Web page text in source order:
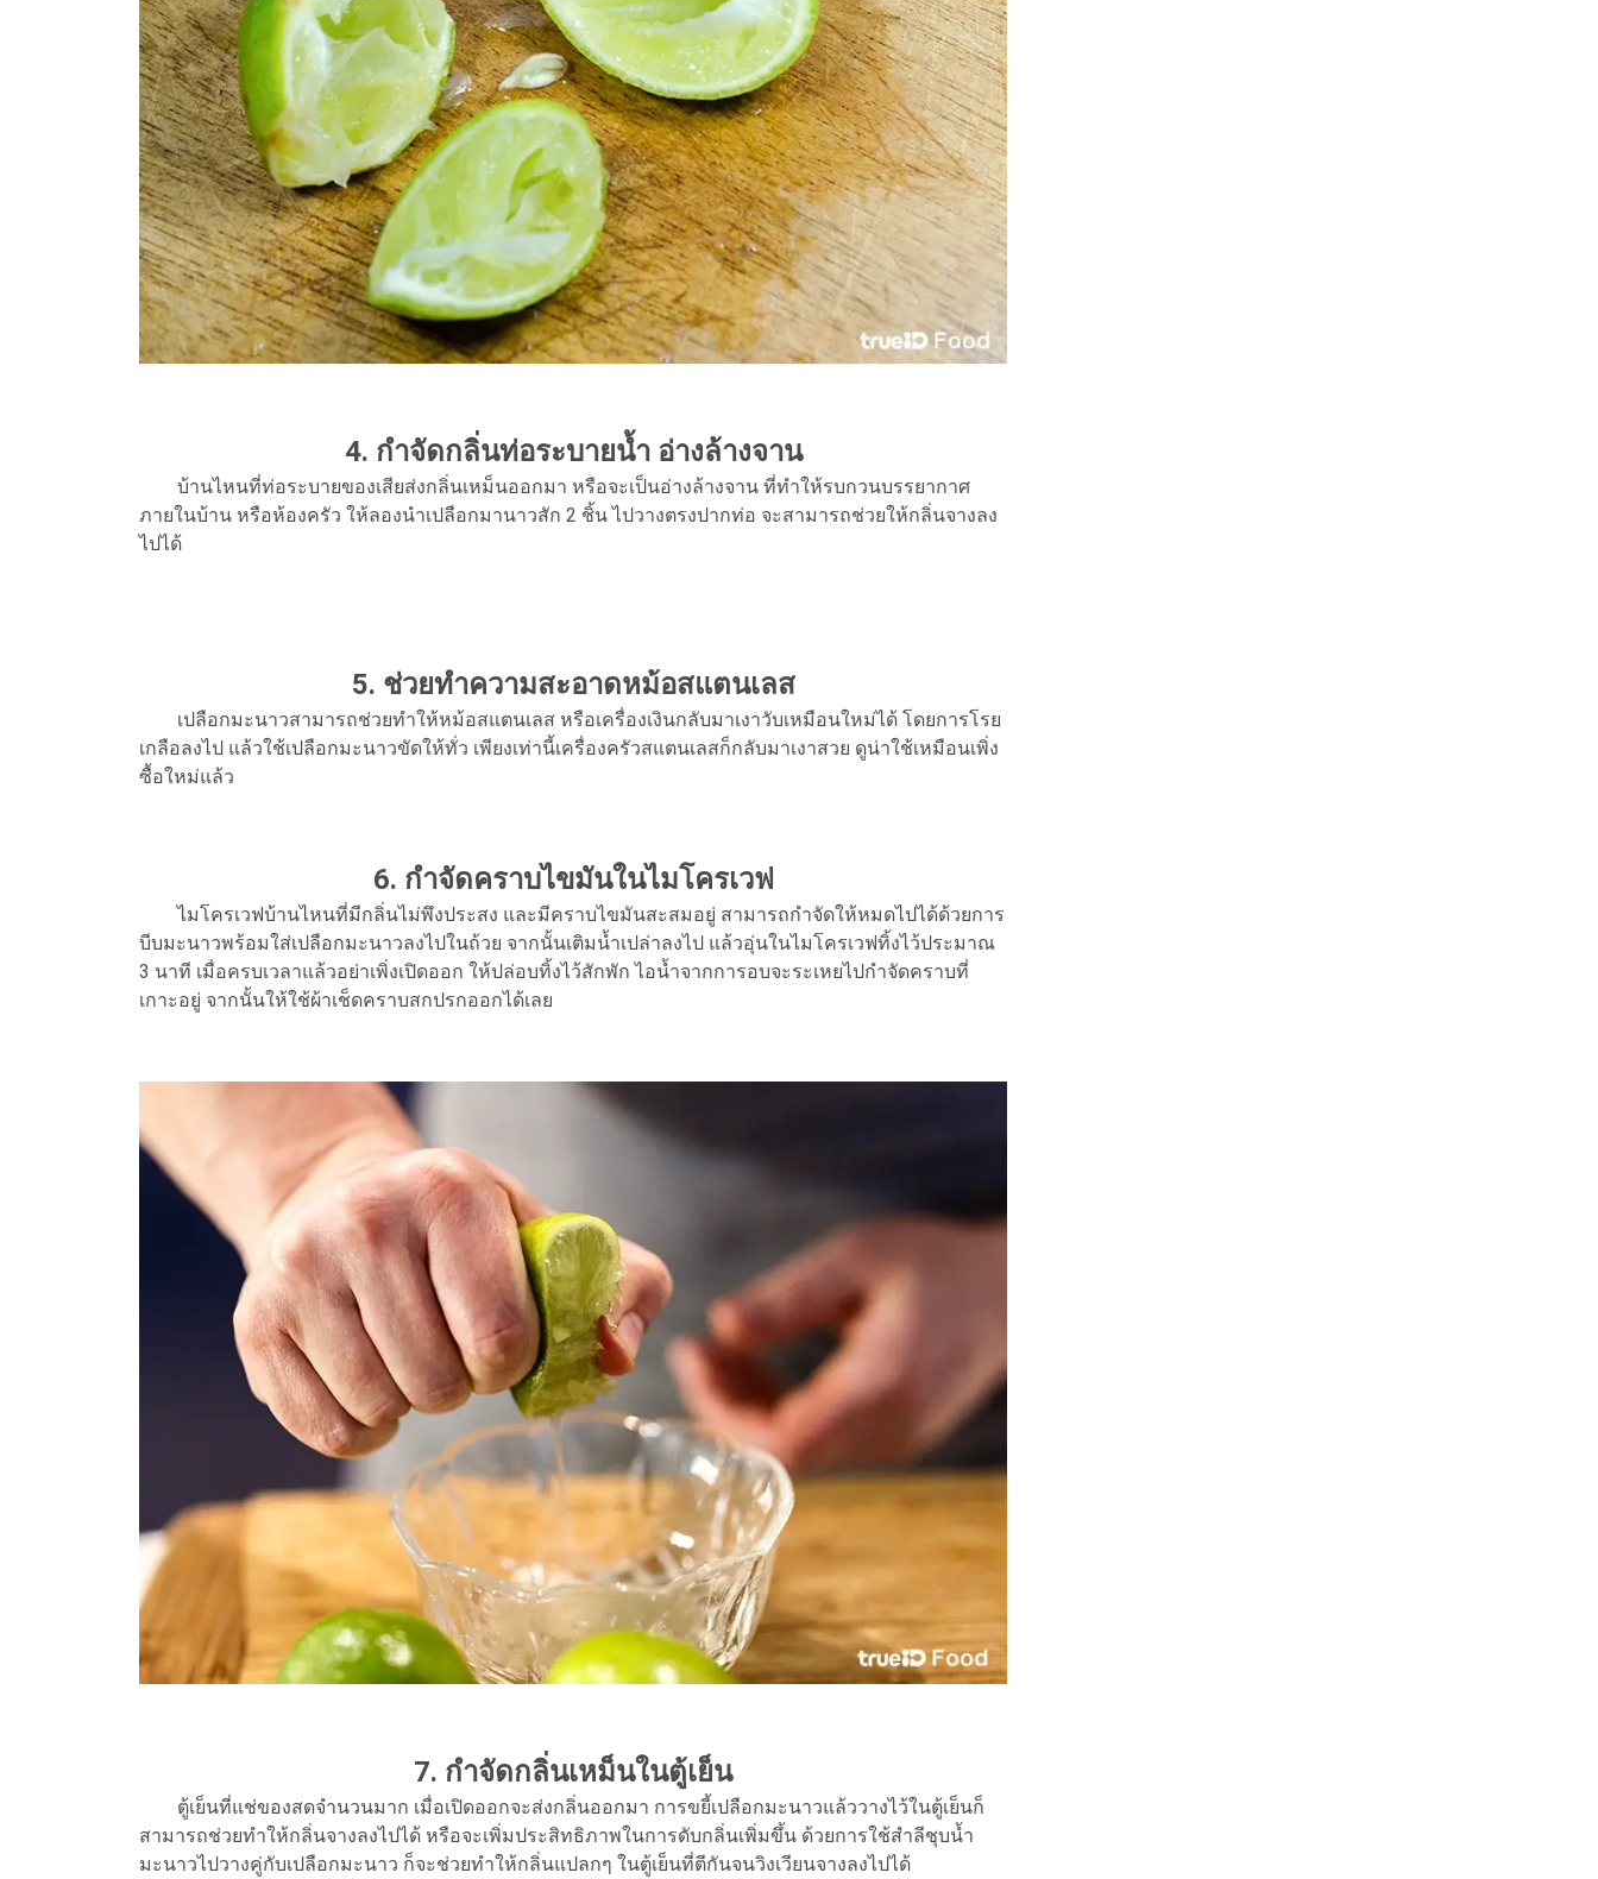
4. กำจัดกลิ่นท่อระบายน้ำ อ่างล้างจาน
บ้านไหนที่ท่อระบายของเสียส่งกลิ่นเหม็นออกมา หรือจะเป็นอ่างล้างจาน ที่ทำให้รบกวนบรรยากาศ
ภายในบ้าน หรือห้องครัว ให้ลองนำเปลือกมานาวสัก 2 ชิ้น ไปวางตรงปากท่อ จะสามารถช่วยให้กลิ่นจางลง
ไปได้
5. ช่วยทำความสะอาดหม้อสแตนเลส
เปลือกมะนาวสามารถช่วยทำให้หม้อสแตนเลส หรือเครื่องเงินกลับมาเงาวับเหมือนใหม่ได้ โดยการโรย
เกลือลงไป แล้วใช้เปลือกมะนาวขัดให้ทั่ว เพียงเท่านี้เครื่องครัวสแตนเลสก็กลับมาเงาสวย ดูน่าใช้เหมือนเพิ่ง
ซื้อใหม่แล้ว
6. กำจัดคราบไขมันในไมโครเวฟ
ไมโครเวฟบ้านไหนที่มีกลิ่นไม่พึงประสง และมีคราบไขมันสะสมอยู่ สามารถกำจัดให้หมดไปได้ด้วยการ
บีบมะนาวพร้อมใส่เปลือกมะนาวลงไปในถ้วย จากนั้นเติมน้ำเปล่าลงไป แล้วอุ่นในไมโครเวฟทิ้งไว้ประมาณ
3 นาที เมื่อครบเวลาแล้วอย่าเพิ่งเปิดออก ให้ปล่อบทิ้งไว้สักพัก ไอน้ำจากการอบจะระเหยไปกำจัดคราบที่
เกาะอยู่ จากนั้นให้ใช้ผ้าเช็ดคราบสกปรกออกได้เลย
7. กำจัดกลิ่นเหม็นในตู้เย็น
ตู้เย็นที่แช่ของสดจำนวนมาก เมื่อเปิดออกจะส่งกลิ่นออกมา การขยี้เปลือกมะนาวแล้ววางไว้ในตู้เย็นก็
สามารถช่วยทำให้กลิ่นจางลงไปได้ หรือจะเพิ่มประสิทธิภาพในการดับกลิ่นเพิ่มขึ้น ด้วยการใช้สำลีชุบน้ำ
มะนาวไปวางคู่กับเปลือกมะนาว ก็จะช่วยทำให้กลิ่นแปลกๆ ในตู้เย็นที่ตีกันจนวิงเวียนจางลงไปได้